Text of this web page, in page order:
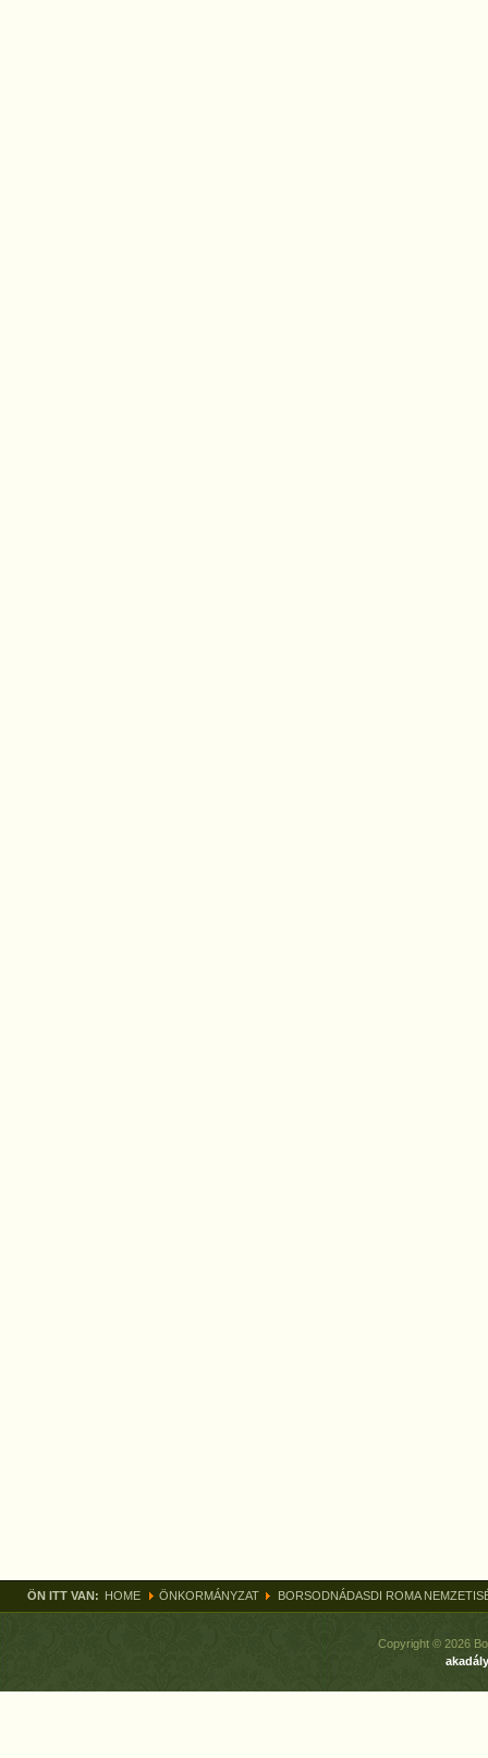
ÖN ITT VAN: HOME ÖNKORMÁNYZAT BORSODNÁDASDI ROMA
Copyright © 2026